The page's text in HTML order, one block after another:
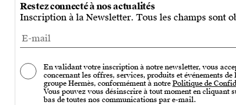
Restez connecté à nos actualités
Inscription à la Newsletter. Tous les champs sont
En validant votre inscription à notre newsletter, vous
concernant les offres, services, produits et événements
groupe Hermès, conformément à notrePolitique de
Vous pouvez vous désinscrire à tout moment en cliquant
bas de toutes nos communications par e-mail.